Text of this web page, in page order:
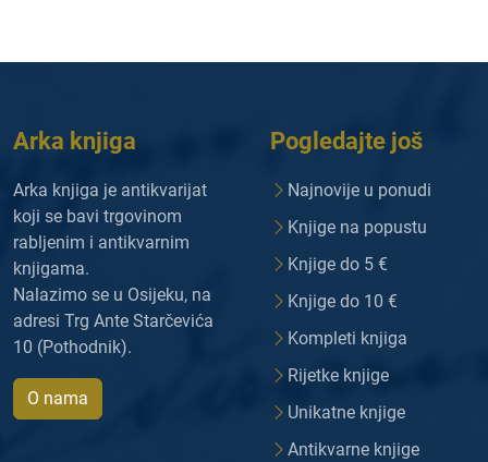
Arka knjiga
Arka knjiga je antikvarijat
koji se bavi trgovinom
rabljenim i antikvarnim
knjigama.
Nalazimo se u Osijeku, na
adresi Trg Ante Starčevića
10 (Pothodnik).
O nama
Pogledajte još
Najnovije u ponudi
Knjige na popustu
Knjige do 5 €
Knjige do 10 €
Kompleti knjiga
Rijetke knjige
Unikatne knjige
Antikvarne knjige